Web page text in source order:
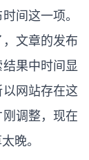
间这一项。
文章的发布
果中时间显
网站存在这
调整，现在
晚。